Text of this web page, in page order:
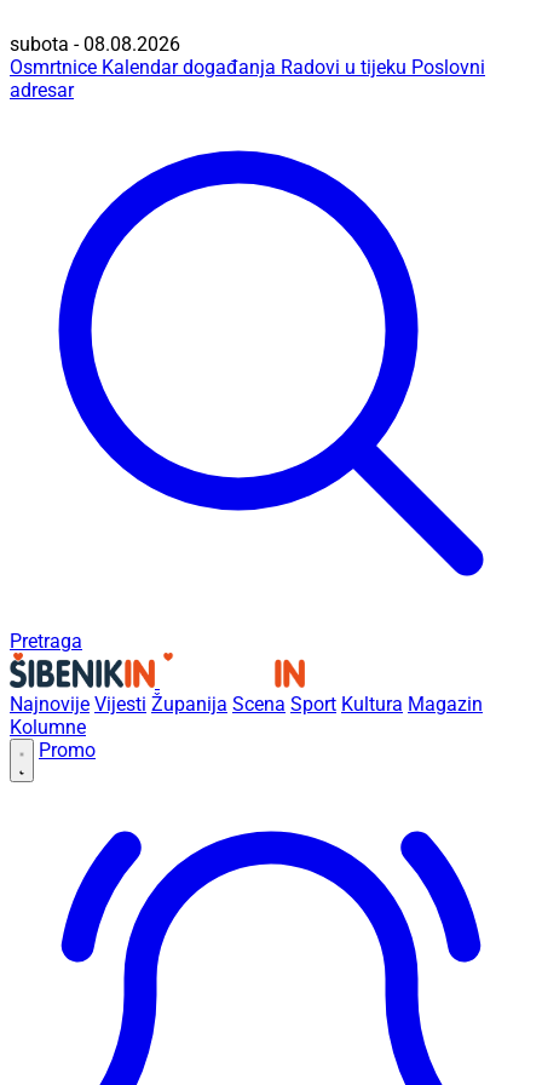
subota - 08.08.2026
Osmrtnice Kalendar događanja Radovi u tijeku Poslovni
adresar
Pretraga
Najnovije Vijesti Županija Scena Sport Kultura Magazin
Kolumne
Promo